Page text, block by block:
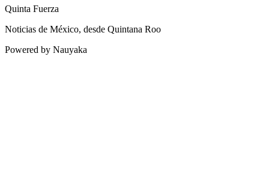
Quinta Fuerza
Noticias de México, desde Quintana Roo
Powered by Nauyaka